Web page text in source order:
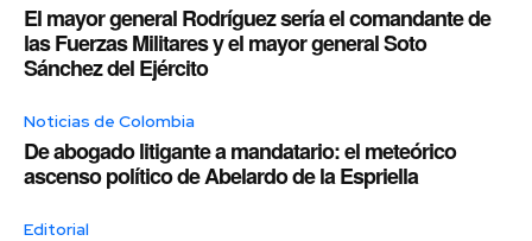
El mayor general Rodríguez sería el comandante de
las Fuerzas Militares y el mayor general Soto
Sánchez del Ejército
Noticias de Colombia
De abogado litigante a mandatario: el meteórico
ascenso político de Abelardo de la Espriella
Editorial